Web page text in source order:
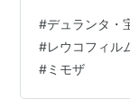
ついてる気が
れないなぁ♡
ランタ・宝塚は
いている♡ こ
#デュランタ・
#レウコフィル
#ミモザ